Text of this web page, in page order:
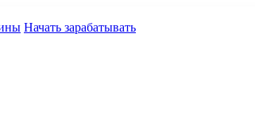
Начать зарабатывать